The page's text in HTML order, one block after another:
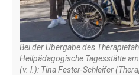
Bei der Übergabe des
Heilpädagogische Tagesstätte
(v. l.): Tina Fester-Schleifer